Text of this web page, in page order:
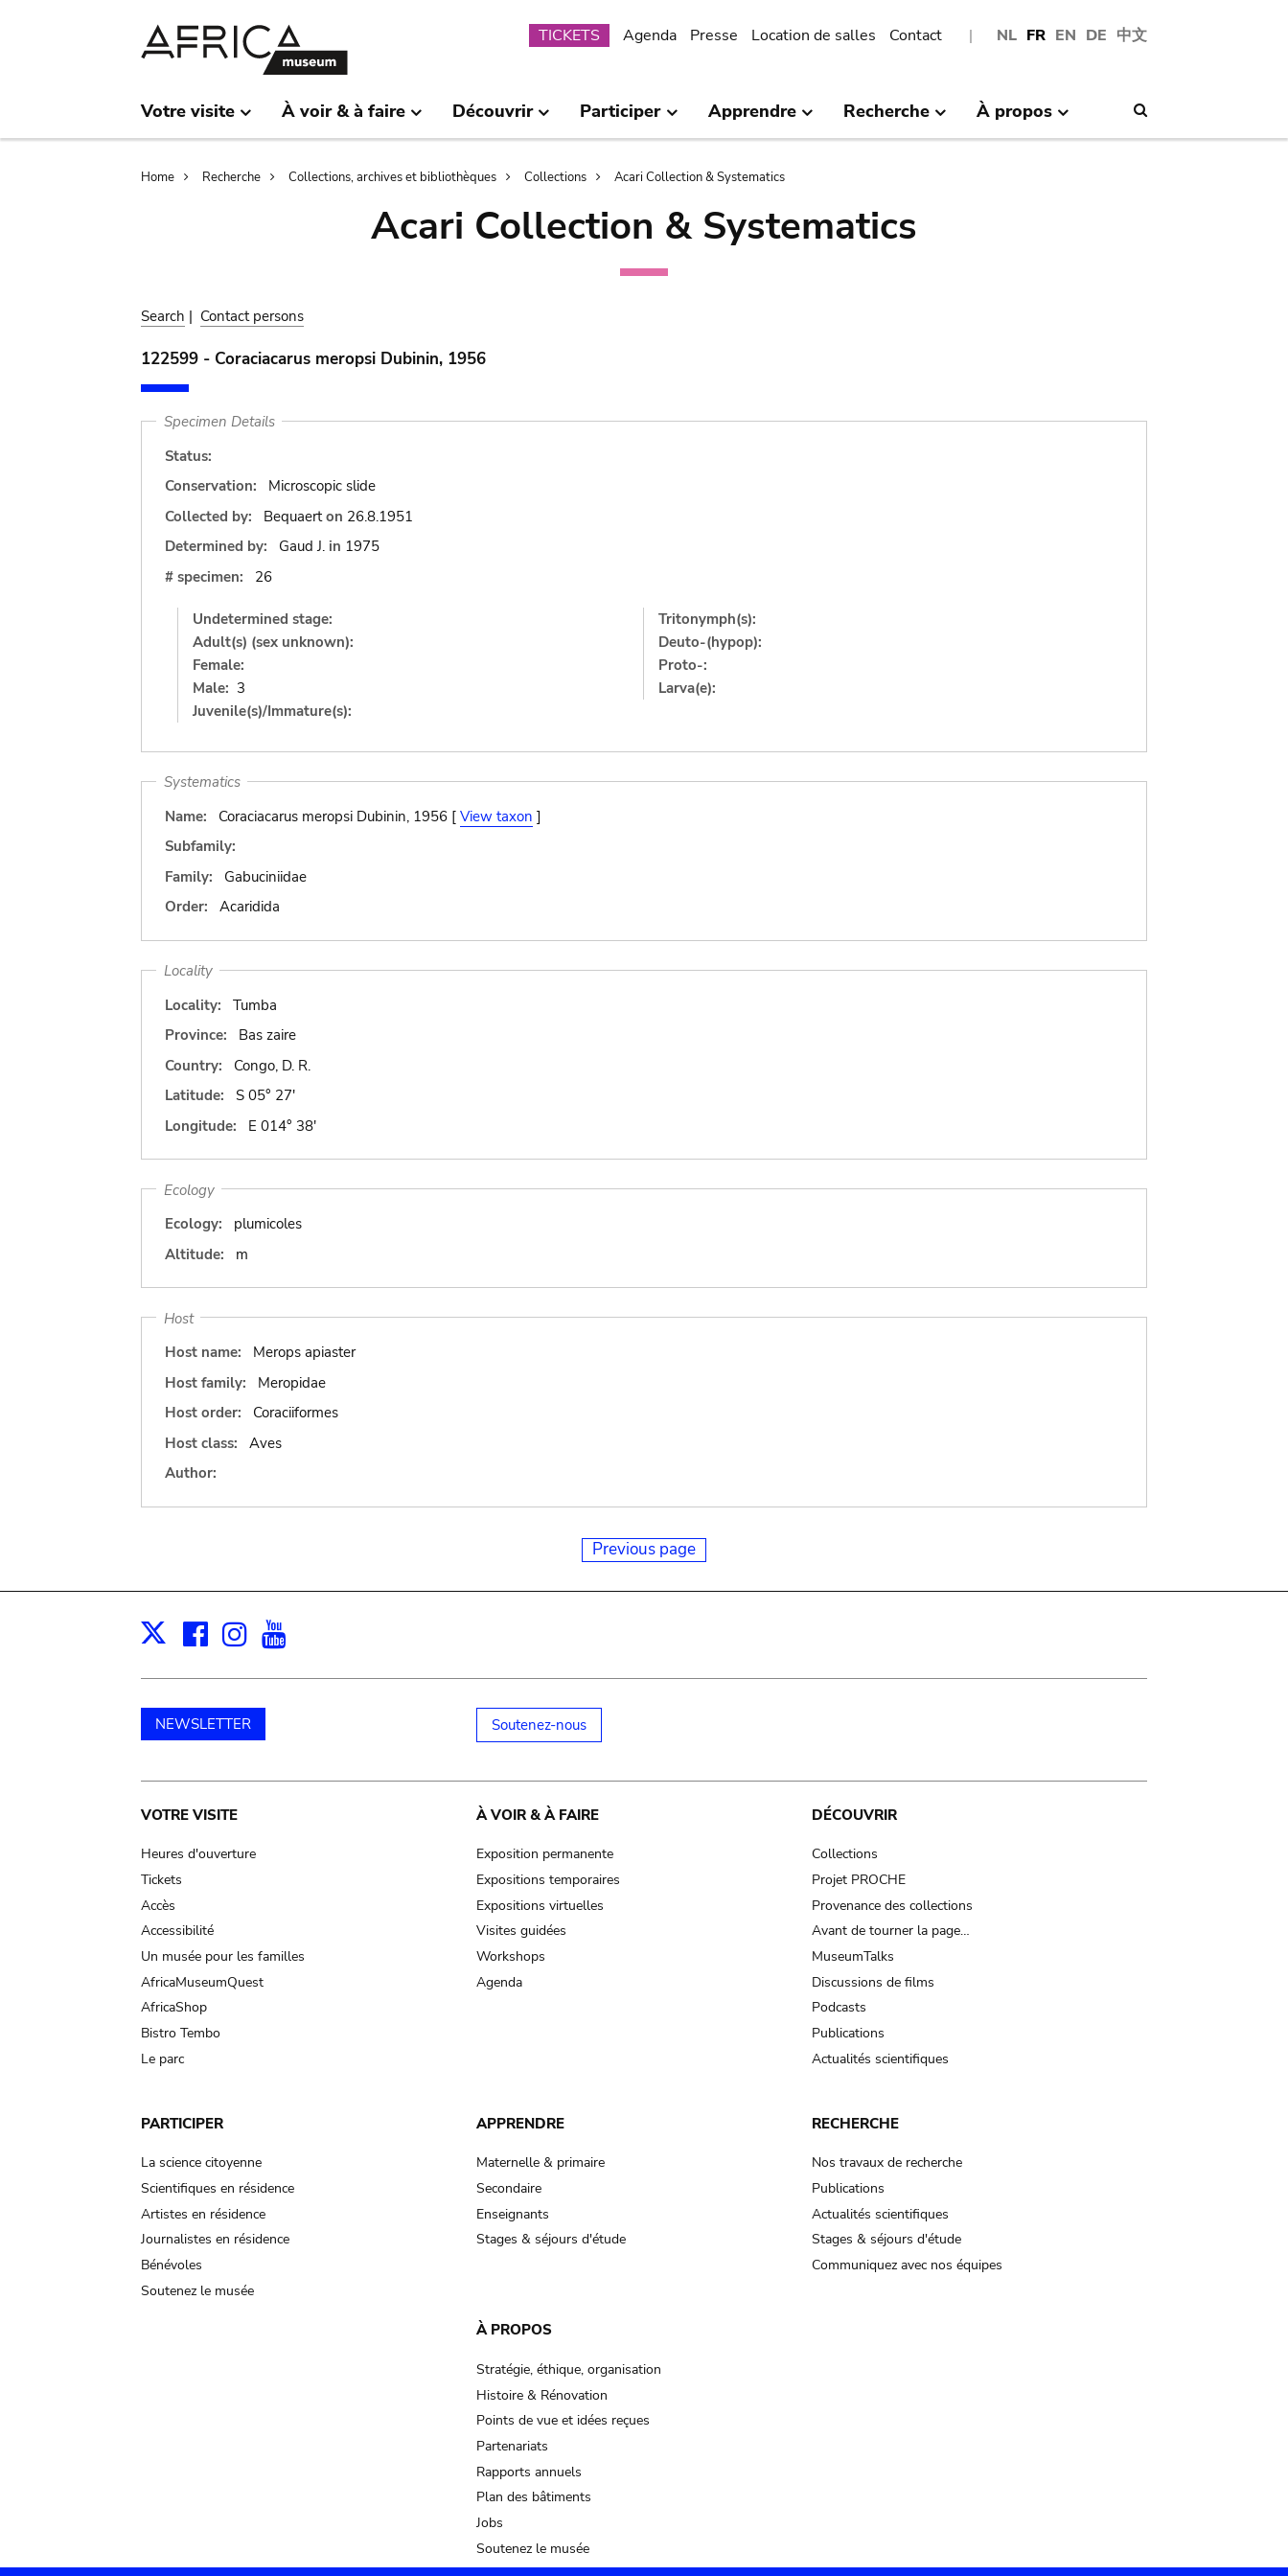
NL FR EN DE 中文
Submenu
TICKETS Agenda Presse Location de salles Contact
Votre visite À voir & à faire Découvrir Participer Apprendre Recherche À propos
Breadcrumb
Home Recherche Collections, archives et bibliothèques Collections Acari Collection & Systematics
Acari Collection & Systematics
Search | Contact persons
122599 - Coraciacarus meropsi Dubinin, 1956
Specimen Details
Status:
Conservation:
Microscopic slide
Collected by:
Bequaert on 26.8.1951
Determined by:
Gaud J. in 1975
# specimen:
26
Undetermined stage:
Adult(s) (sex unknown):
Female:
Male: 3
Juvenile(s)/Immature(s):
Tritonymph(s):
Deuto-(hypop):
Proto-:
Larva(e):
Systematics
Name:
Coraciacarus meropsi Dubinin, 1956 [ View taxon ]
Subfamily:
Family:
Gabuciniidae
Order:
Acaridida
Locality
Locality:
Tumba
Province:
Bas zaire
Country:
Congo, D. R.
Latitude:
S 05° 27'
Longitude:
E 014° 38'
Ecology
Ecology:
plumicoles
Altitude:
m
Host
Host name:
Merops apiaster
Host family:
Meropidae
Host order:
Coraciiformes
Host class:
Aves
Author:
Previous page
X Facebook
Instagram
NEWSLETTER Soutenez-nous
Main
navigation
VOTRE VISITE
Heures d'ouverture
Tickets
Accès
Accessibilité
Un musée pour les familles
AfricaMuseumQuest
AfricaShop
Bistro Tembo
Le parc
À VOIR & À FAIRE
Exposition permanente
Expositions temporaires
Expositions virtuelles
Visites guidées
Workshops
Agenda
DÉCOUVRIR
Collections
Projet PROCHE
Provenance des collections
Avant de tourner la page…
MuseumTalks
Discussions de films
Podcasts
Publications
Actualités scientifiques
PARTICIPER
La science citoyenne
Scientifiques en résidence
Artistes en résidence
Journalistes en résidence
Bénévoles
Soutenez le musée
APPRENDRE
Maternelle & primaire
Secondaire
Enseignants
Stages & séjours d'étude
RECHERCHE
Nos travaux de recherche
Publications
Actualités scientifiques
Stages & séjours d'étude
Communiquez avec nos équipes
À PROPOS
Stratégie, éthique, organisation
Histoire & Rénovation
Points de vue et idées reçues
Partenariats
Rapports annuels
Plan des bâtiments
Jobs
Soutenez le musée